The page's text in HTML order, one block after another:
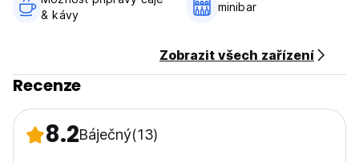
& kávy
minibar
Zobrazit všech zařízení
Recenze
8.2Báječný(13)